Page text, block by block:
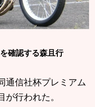
確認する森且行
通信社杯プレミアム
行われた。